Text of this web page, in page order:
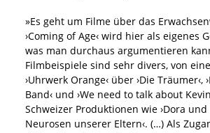
»Es geht um Filme über das
›Coming of Age‹ wird hier als eigenes
was man durchaus argumentieren
Filmbeispiele sind sehr divers, von
›Uhrwerk Orange‹ über ›Die Träumer‹,
Band‹ und ›We need to talk about
Schweizer Produktionen wie ›Dora
Neurosen unserer Eltern‹. (…) Als